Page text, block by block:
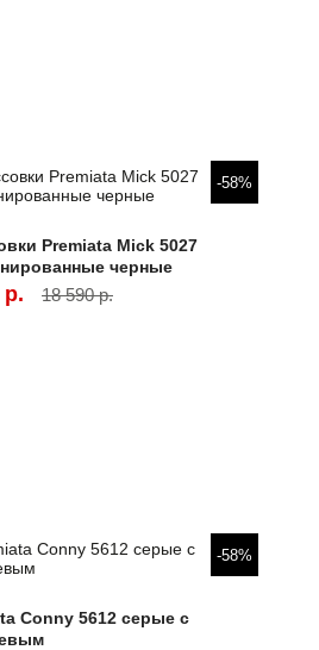
-58%
Premiata Mick 5027
черные
р. 18 590 р.
-58%
Conny 5612 серые с